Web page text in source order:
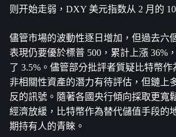
则开始走弱，DXY 美元指数从 2 月的
儘管市場的波動性逐日增加，但過去六
表現仍要優於標普 500，累計上漲 36%
了 3.5%。儘管部分批評者質疑比特幣
非相關性資產的潛力有待評估，但鏈上
反的訊號。隨著各國央行傾向採取更寬
經濟放緩，比特幣作為替代儲值手段的
期持有人的青睞。